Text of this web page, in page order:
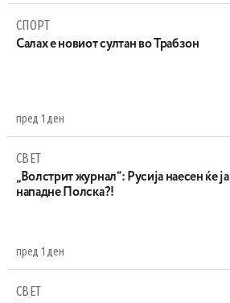
СПОРТ
Салах е новиот султан во Трабзон
пред 1 ден
СВЕТ
„Волстрит журнал“: Русија наесен ќе ја
нападне Полска?!
пред 1 ден
СВЕТ